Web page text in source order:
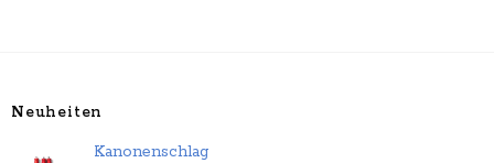
Neuheiten
Kanonenschlag